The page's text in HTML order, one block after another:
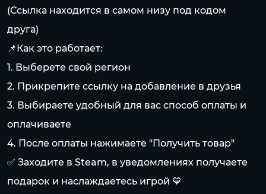
(Ссылка находится в самом низу под кодом
друга)
📌Как это работает:
1. Выберете свой регион
2. Прикрепите ссылку на добавление в друзья
3. Выбираете удобный для вас способ оплаты и
оплачиваете
4. После оплаты нажимаете "Получить товар"
✅ Заходите в Steam, в уведомлениях получаете
подарок и наслаждаетесь игрой 💙